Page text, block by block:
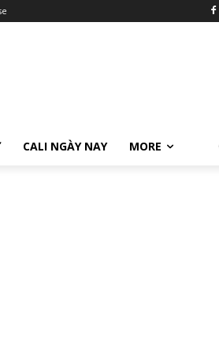
CALI NGÀY NAY MORE